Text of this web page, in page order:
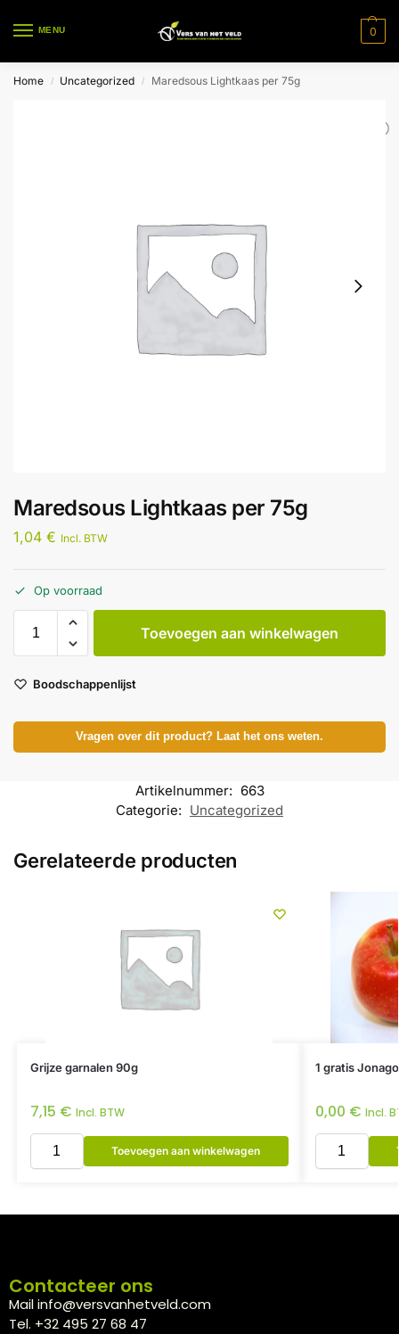
MENU 0
Home / Uncategorized / Maredsous Lightkaas per 75g
Maredsous Lightkaas per 75g
1,04 € Incl. BTW
Op voorraad
Toevoegen aan winkelwagen
Boodschappenlijst
Vragen over dit product? Laat het ons weten.
Artikelnummer: 663
Categorie: Uncategorized
Gerelateerde producten
Grijze garnalen 90g
7,15 € Incl. BTW
Toevoegen aan winkelwagen
1 gratis
0,00 € Incl.
Contacteer ons
Mail info@versvanhetveld.com
Tel. +32 495 27 68 47